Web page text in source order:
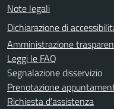
Note legali
Dichiarazione di
Amministrazione
Leggi le FAQ
Segnalazione disservizio
Prenotazione
Richiesta d'assistenza